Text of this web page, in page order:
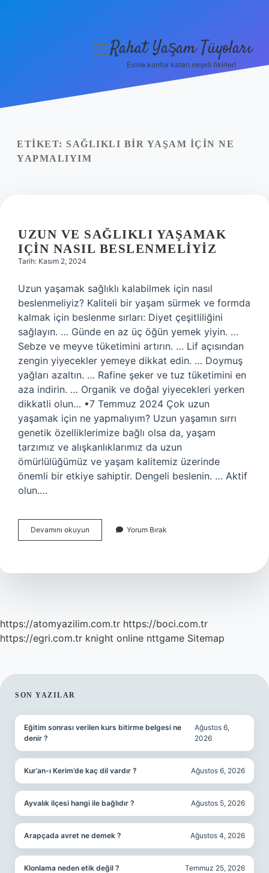
Yasal Uyarı
menüyü
Rahat Yaşam Tüyoları
Evine konfor katan neşeli fikirler!
ETIKET: SAĞLIKLI BIR YAŞAM IÇIN NE
YAPMALIYIM
UZUN VE SAĞLIKLI YAŞAMAK
IÇIN NASIL BESLENMELIYIZ
Tarih: Kasım 2, 2024
Uzun yaşamak sağlıklı kalabilmek için nasıl
beslenmeliyiz? Kaliteli bir yaşam sürmek ve formda
kalmak için beslenme sırları: Diyet çeşitliliğini
sağlayın. … Günde en az üç öğün yemek yiyin. …
Sebze ve meyve tüketimini artırın. … Lif açısından
zengin yiyecekler yemeye dikkat edin. … Doymuş
yağları azaltın. … Rafine şeker ve tuz tüketimini en
aza indirin. … Organik ve doğal yiyecekleri yerken
dikkatli olun… •7 Temmuz 2024 Çok uzun
yaşamak için ne yapmalıyım? Uzun yaşamın sırrı
genetik özelliklerimize bağlı olsa da, yaşam
tarzımız ve alışkanlıklarımız da uzun
ömürlülüğümüz ve yaşam kalitemiz üzerinde
önemli bir etkiye sahiptir. Dengeli beslenin. … Aktif
olun.…
Devamını okuyun
Ve
Için
Yorum Bırak
https://atomyazilim.com.tr https://boci.com.tr
https://egri.com.tr knight online nttgame Sitemap
SIDEBAR
SON YAZILAR
Eğitim sonrası verilen kurs bitirme belgesi ne
denir ?
Ağustos 6,
2026
Kur’an-ı Kerim’de kaç dil vardır ? Ağustos 6, 2026
Ayvalık ilçesi hangi ile bağlıdır ? Ağustos 5, 2026
Arapçada avret ne demek ? Ağustos 4, 2026
Klonlama neden etik değil ? Temmuz 25, 2026